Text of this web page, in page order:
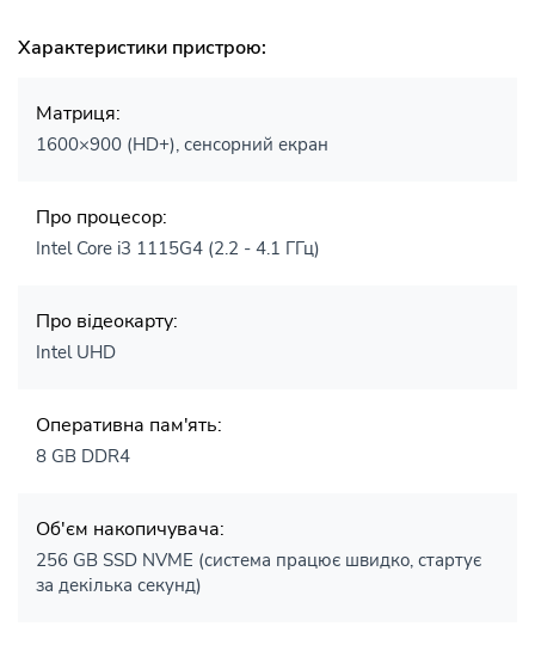
Характеристики пристрою:
Матриця:
1600×900 (HD+), сенсорний екран
Про процесор:
Intel Core i3 1115G4 (2.2 - 4.1 ГГц)
Про відеокарту:
Intel UHD
Оперативна пам'ять:
8 GB DDR4
Об'єм накопичувача:
256 GB SSD NVME (система працює швидко, стартує
за декілька секунд)